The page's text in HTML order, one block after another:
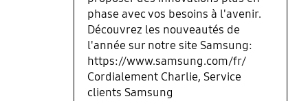
phase avec vos besoins à l'avenir.
Découvrez les nouveautés de
l'année sur notre site Samsung:
https://www.samsung.com/fr/
Cordialement Charlie, Service
clients Samsung